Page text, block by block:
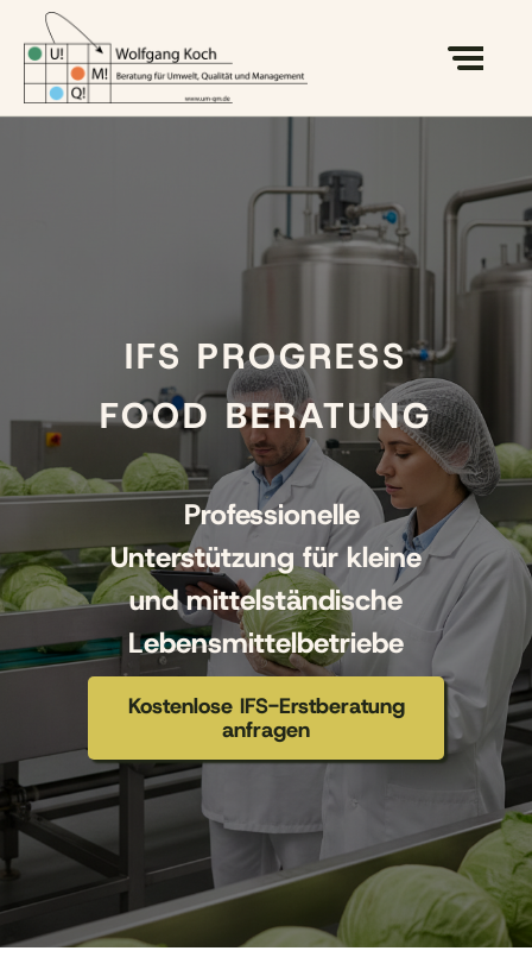
IFS PROGRESS
FOOD BERATUNG
Professionelle
Unterstützung für kleine
und mittelständische
Lebensmittelbetriebe
Kostenlose IFS-Erstberatung
anfragen